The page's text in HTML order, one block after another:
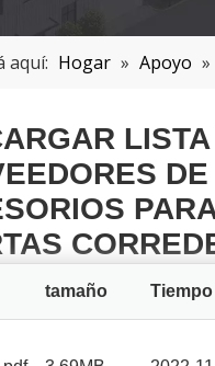
aquí: Hogar » Apoyo »
DE
tamaño